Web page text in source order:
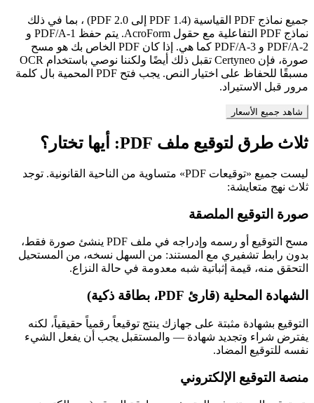
جميع نماذج PDF القياسية (PDF 1.4 إلى PDF 2.0) ، بما في ذلك
نماذج PDF التفاعلية مع حقول AcroForm. يتم حفظ PDF/A-1 و
PDF/A-2 و PDF/A-3 كما هي. إذا كان PDF الخاص بك هو مسح
صورة، فإن Certyneo تقبل ذلك أيضًا ولكننا نوصي باستخدام OCR
مسبقًا للحفاظ على اختيار النص. يجب فتح PDF المحمية بال كلمة
مرور قبل الاستيراد.
شاهد جميع الأسعار
ثلاث طرق لتوقيع ملف PDF: أيها تختار؟
ليست جميع «توقيعات PDF» متساوية من الناحية القانونية. توجد
ثلاث نهج متعايشة:
صورة التوقيع الملصقة
مسح التوقيع أو رسمه وإدراجه في ملف PDF ينشئ صورة فقط،
بدون رابط تشفيري مع المستند: من السهل نسخه، من المستحيل
التحقق منه، قيمة إثباتية شبه معدومة في حالة النزاع.
الشهادة المحلية (قارئ PDF، بطاقة ذكية)
التوقيع بشهادة مثبتة على جهازك ينتج توقيعاً رقمياً حقيقياً، لكنه
يفترض شراء وتجديد شهادة — والمستقبل يجب أن يفعل الشيء
نفسه للتوقيع المضاد.
منصة التوقيع الإلكتروني